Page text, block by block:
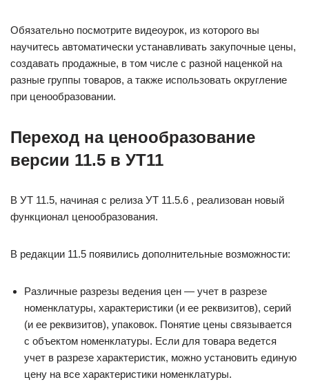
Обязательно посмотрите видеоурок, из которого вы
научитесь автоматически устанавливать закупочные цены,
создавать продажные, в том числе с разной наценкой на
разные группы товаров, а также использовать округление
при ценообразовании.
Переход на ценообразование
версии 11.5 в УТ11
В УТ 11.5, начиная с релиза УТ 11.5.6 , реализован новый
функционал ценообразования.
В редакции 11.5 появились дополнительные возможности:
Различные разрезы ведения цен — учет в разрезе
номенклатуры, характеристики (и ее реквизитов), серий
(и ее реквизитов), упаковок. Понятие цены связывается
с объектом номенклатуры. Если для товара ведется
учет в разрезе характеристик, можно установить единую
цену на все характеристики номенклатуры.